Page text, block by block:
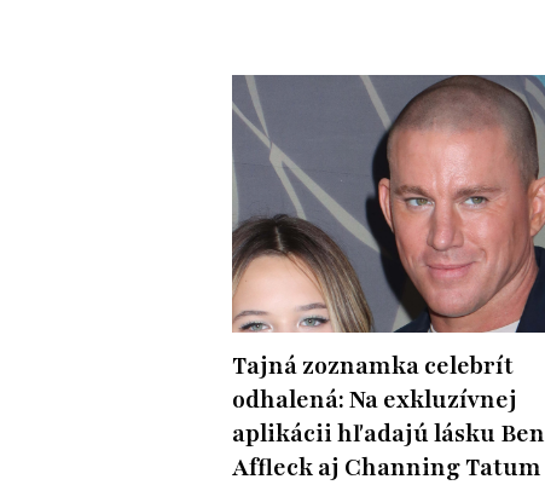
Tajná zoznamka celebrít
odhalená: Na exkluzívnej
aplikácii hľadajú lásku Ben
Affleck aj Channing Tatum